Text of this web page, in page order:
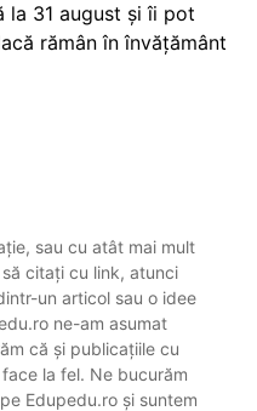
la 31 august și îi pot
rămân în învățământ
sau cu atât mai mult
citați cu link, atunci
un articol sau o idee
ne-am asumat
că și publicațiile cu
la fel. Ne bucurăm
Edupedu.ro și suntem